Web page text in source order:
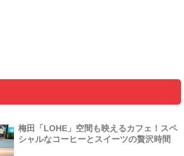
梅田「LOHE」空間も映えるカフェ！スペ
シャルなコーヒーとスイーツの贅沢時間